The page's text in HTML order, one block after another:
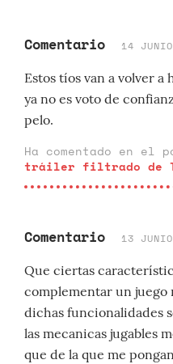
Comentario 14
Estos tíos van a volver a
ya no es voto de
pelo.
Ha comentado en el
tráiler filtrado de
Comentario 13
Que ciertas
complementar un juego
dichas funcionalidades
las mecanicas jugables
que de la que me